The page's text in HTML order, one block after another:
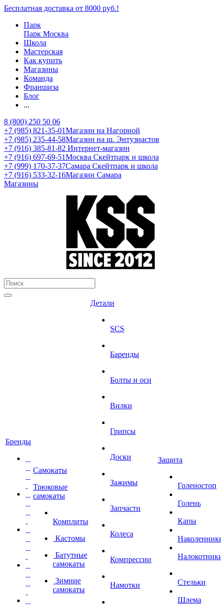
Бесплатная доставка от 8000 руб.!
Парк
Парк Москва
Школа
Мастерская
Как купить
Магазины
Команда
Франшиза
Блог
...
8 (800) 250 50 06
+7 (985) 821-35-01Магазин на Нагорной
+7 (985) 235-44-58Магазин на ш. Энтузиастов
+7 (916) 385-81-82 Интернет-магазин
+7 (916) 697-69-51Москва Скейтпарк и школа
+7 (999) 170-37-37Самара Скейтпарк и школа
+7 (916) 533-32-16Магазин Самара
Магазины
Бренды
Самокаты
Трюковые
самокаты
Комплиты
Кастомы
Батутные
самокаты
Зимние
самокаты
Детали
SCS
Баренды
Болты и оси
Вилки
Грипсы
Доски
Зажимы
Запчасти
Колеса
Компрессии
Намотки
Защита
Голеностоп
Голень
Капы
Стельки
Шлема